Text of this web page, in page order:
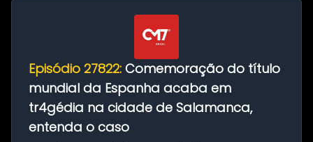
Episódio 27822: Comemoração do título
mundial da Espanha acaba em
tr4gédia na cidade de Salamanca,
entenda o caso